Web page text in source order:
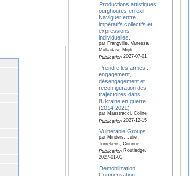
Productions artistiques
ouïghoures en exil.
Naviguer entre
impératifs collectifs et
expressions
individuelles.
par Frangville, Vanessa ,
Mukadasi, Mijiti
Publication2027-07-01
Prendre les armes :
engagement,
désengagement et
reconfiguration des
trajectoires dans
l'Ukraine en guerre
(2014-2021)
par Maestracci, Coline
Publication2027-12-15
Vulnerable Groups
par Minders, Julie ,
Torrekens, Corinne
PublicationRoutledge,
2027-01-01
Demobilization,
Compensation,